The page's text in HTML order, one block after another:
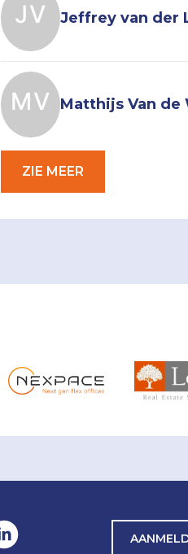
Jeffrey van der
Matthijs Van de
ZIE MEER